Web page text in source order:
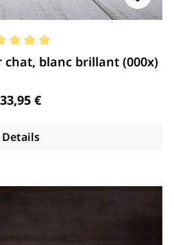
5 étoiles
chat, blanc brillant (000x)
Regulärer Preis:
33,95 €
Details